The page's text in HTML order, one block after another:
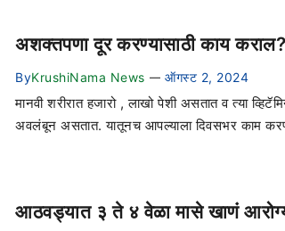
अशक्तपणा दूर करण्यासाठी काय
ByKrushiNama News — ऑगस्ट 2, 2024
मानवी शरीरात हजारो , लाखो पेशी असतात व त्या
अवलंबून असतात. यातूनच आपल्याला दिवसभर काम
आठवड्यात ३ ते ४ वेळा मासे खाणं